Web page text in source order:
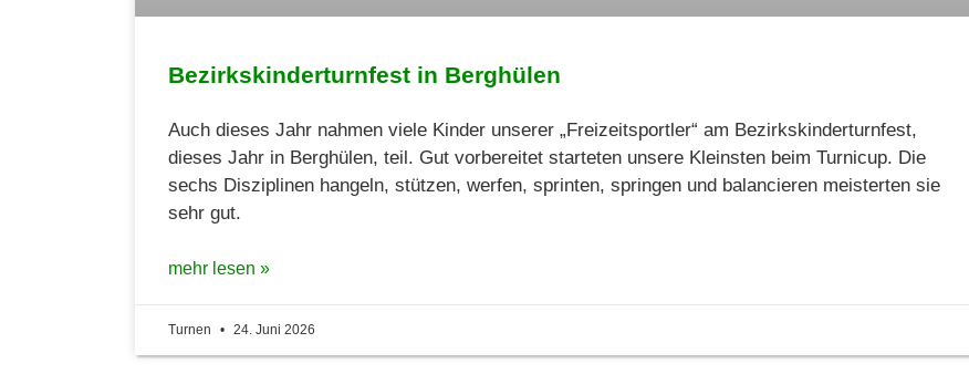
Bezirkskinderturnfest in Berghülen
Auch dieses Jahr nahmen viele Kinder unserer „Freizeitsportler“ am Bezirkskinderturnfest,
dieses Jahr in Berghülen, teil. Gut vorbereitet starteten unsere Kleinsten beim Turnicup. Die
sechs Disziplinen hangeln, stützen, werfen, sprinten, springen und balancieren meisterten sie
sehr gut.
mehr lesen »
Turnen 24. Juni 2026